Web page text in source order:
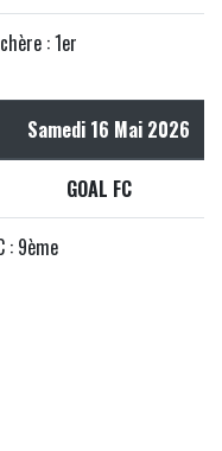
: 1er
Samedi 16 Mai 2026
GOAL FC
: 9ème